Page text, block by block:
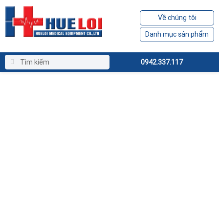
Về chúng tôi
Danh mục sản phẩm
0942.337.117